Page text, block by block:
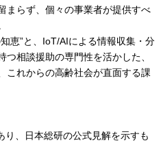
まらず、個々の事業者が提供すべ
恵”と、IoT/AIによる情報収集・分
相談援助の専門性を活かした、
これからの高齢社会が直面する課
、日本総研の公式見解を示すも